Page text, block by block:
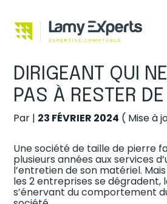
Aller
Créer et reprendre une activité
Gérer votre quotidien
Piloter votre entreprise
Développer votre entreprise
Construire votre patrimoine
Être prêt pour la facturation
électronique
DIRIGEANT QUI
PAS À RESTER
Par | 23 FÉVRIER 2024 ( Mise à
Une société de taille de pierre
plusieurs années aux services
l’entretien de son matériel.
les 2 entreprises se dégradent,
s’énervant du comportement